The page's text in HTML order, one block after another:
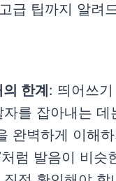
급 팁까지 알려
한계: 띄어쓰
자를 잡아내는 데
완벽하게 이해
’처럼 발음이 비